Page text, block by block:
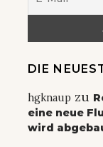
DIE
hgknaup zu
eine neue
wird